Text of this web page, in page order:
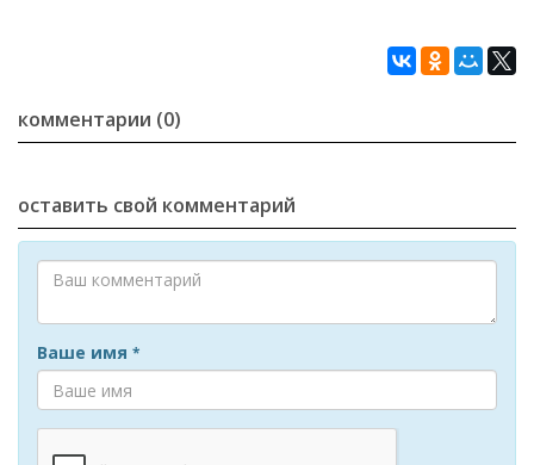
комментарии (0)
оставить свой комментарий
Ваше имя *